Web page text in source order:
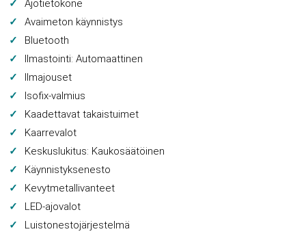
Ajotietokone
Avaimeton käynnistys
Bluetooth
Ilmastointi: Automaattinen
Ilmajouset
Isofix-valmius
Kaadettavat takaistuimet
Kaarrevalot
Keskuslukitus: Kaukosäätöinen
Käynnistyksenesto
Kevytmetallivanteet
LED-ajovalot
Luistonestojärjestelmä